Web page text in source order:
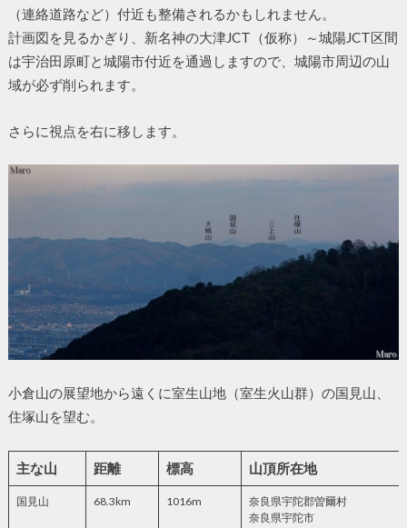
（連絡道路など）付近も整備されるかもしれません。
計画図を見るかぎり、新名神の大津JCT（仮称）～城陽JCT区間
は宇治田原町と城陽市付近を通過しますので、城陽市周辺の山
域が必ず削られます。
さらに視点を右に移します。
小倉山の展望地から遠くに室生山地（室生火山群）の国見山、
住塚山を望む。
主な山 距離 標高 山頂所在地
国見山 68.3km 1016m
奈良県宇陀郡曽爾村
奈良県宇陀市